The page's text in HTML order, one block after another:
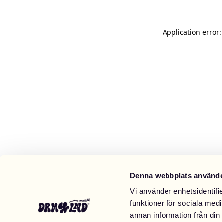
Denna webbplats
Vi använder
funktioner för sociala
annan information från
Application